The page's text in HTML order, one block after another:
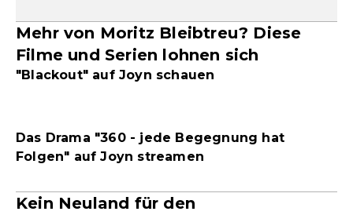
Mehr von Moritz Bleibtreu? Diese
Filme und Serien lohnen sich
"Blackout" auf Joyn schauen
Das Drama "360 - jede Begegnung hat
Folgen" auf Joyn streamen
Kein Neuland für den